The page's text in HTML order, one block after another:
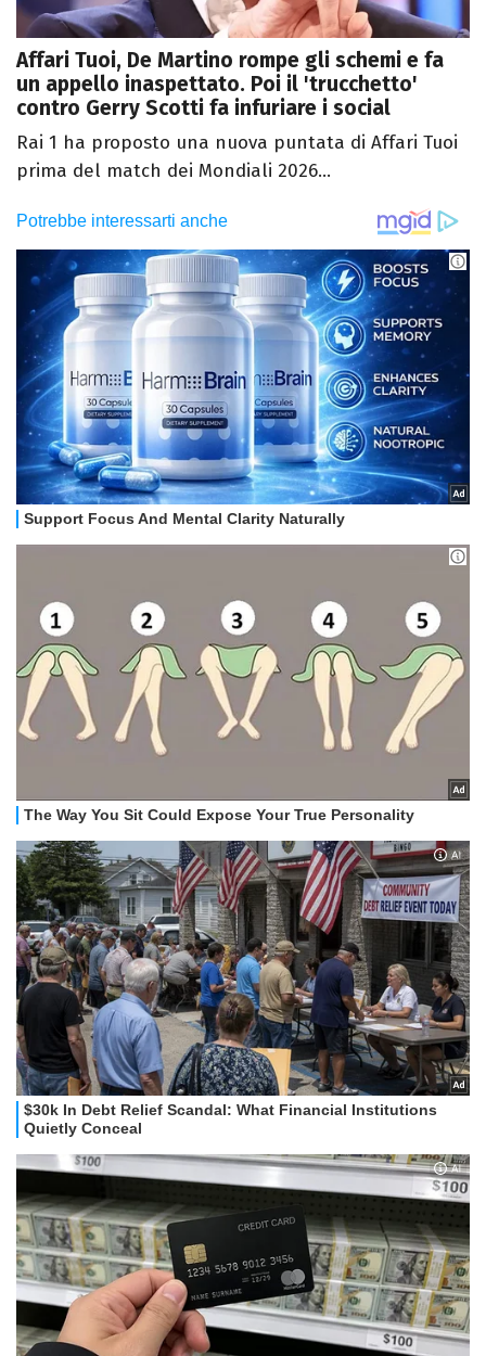
Affari Tuoi, De Martino rompe gli schemi e fa
un appello inaspettato. Poi il 'trucchetto'
contro Gerry Scotti fa infuriare i social
Rai 1 ha proposto una nuova puntata di Affari Tuoi
prima del match dei Mondiali 2026...